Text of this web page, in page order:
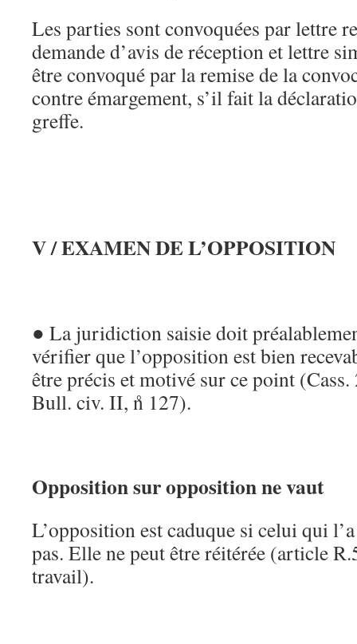
Les parties sont convoquées par lettre
demande d’avis de réception et lettre
être convoqué par la remise de la
contre émargement, s’il fait la
greffe.
V / EXAMEN DE L’OPPOSITION
● La juridiction saisie doit
vérifier que l’opposition est bien
être précis et motivé sur ce point
Bull. civ. II, n̊ 127).
Opposition sur opposition ne vaut
L’opposition est caduque si celui qui
pas. Elle ne peut être réitérée (article
travail).